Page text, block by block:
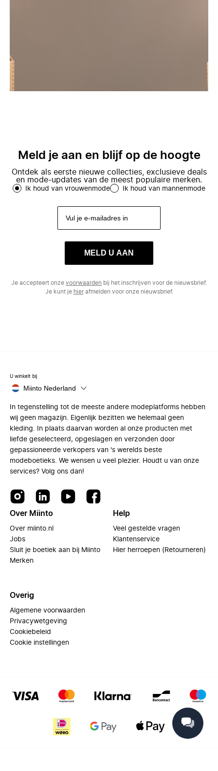
Meld je aan en blijf op de hoogte
Ontdek als eerste nieuwe collecties, exclusieve deals
en mode-updates van de meest populaire merken.
Ik houd van vrouwenmode Ik houd van mannenmode
MELD U AAN
Je accepteert onze voorwaarden bij het inschrijven voor de nieuwsbrief.
Je kunt je hierafmelden voor onze nieuwsbrief.
U winkelt bij
Miinto Nederland
In tegenstelling tot de meeste andere modeplatforms hebben
wij geen magazijn. Eigenlijk bezitten we helemaal geen
kleding. In plaats daarvan worden al onze producten met
liefde geselecteerd, opgeslagen en verzonden door
gepassioneerde verkopers van 's werelds beste
modeboetieks. We wensen u veel plezier. Houdt u van onze
services? Volg ons dan!
Over Miinto
Over miinto.nl
Jobs
Sluit je boetiek aan bij Miinto
Merken
Help
Veel gestelde vragen
Klantenservice
Hier herroepen (Retourneren)
Overig
Algemene voorwaarden
Privacywetgeving
Cookiebeleid
Cookie instellingen